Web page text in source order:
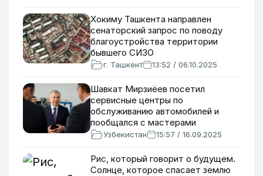
Хокиму Ташкента направлен
сенаторский запрос по поводу
благоустройства территории
бывшего СИЗО
г. Ташкент 13:52 / 06.10.2025
Шавкат Мирзиёев посетил
сервисные центры по
обслуживанию автомобилей и
пообщался с мастерами
Узбекистан 15:57 / 16.09.2025
Рис, который говорит о будущем.
Солнце, которое спасает землю